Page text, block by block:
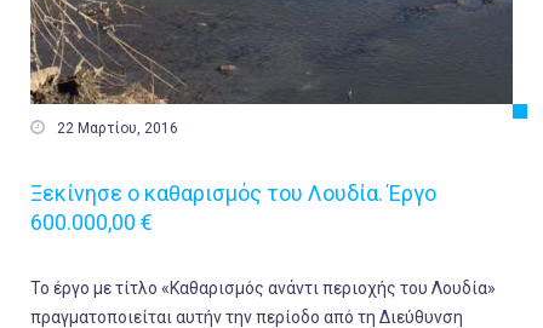
 22 Μαρτίου, 2016
Ξεκίνησε ο καθαρισμός του Λουδία. Έργο
600.000,00 €
Το έργο με τίτλο «Καθαρισμός ανάντι περιοχής του Λουδία»
πραγματοποιείται αυτήν την περίοδο από τη Διεύθυνση